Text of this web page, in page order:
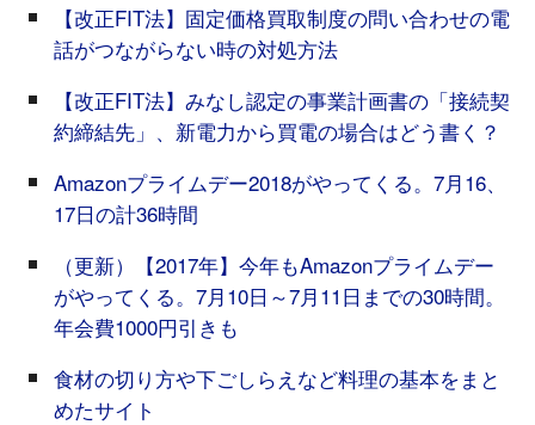
【改正FIT法】固定価格買取制度の問い合わせの電
話がつながらない時の対処方法
【改正FIT法】みなし認定の事業計画書の「接続契
約締結先」、新電力から買電の場合はどう書く？
Amazonプライムデー2018がやってくる。7月16、
17日の計36時間
（更新）【2017年】今年もAmazonプライムデー
がやってくる。7月10日～7月11日までの30時間。
年会費1000円引きも
食材の切り方や下ごしらえなど料理の基本をまと
めたサイト